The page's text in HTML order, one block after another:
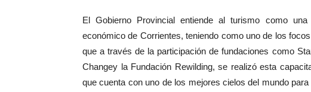
El Gobierno Provincial entiende al turismo como
económico de Corrientes, teniendo como uno de los
que a través de la participación de fundaciones como
Changey la Fundación Rewilding, se realizó esta
que cuenta con uno de los mejores cielos del mundo